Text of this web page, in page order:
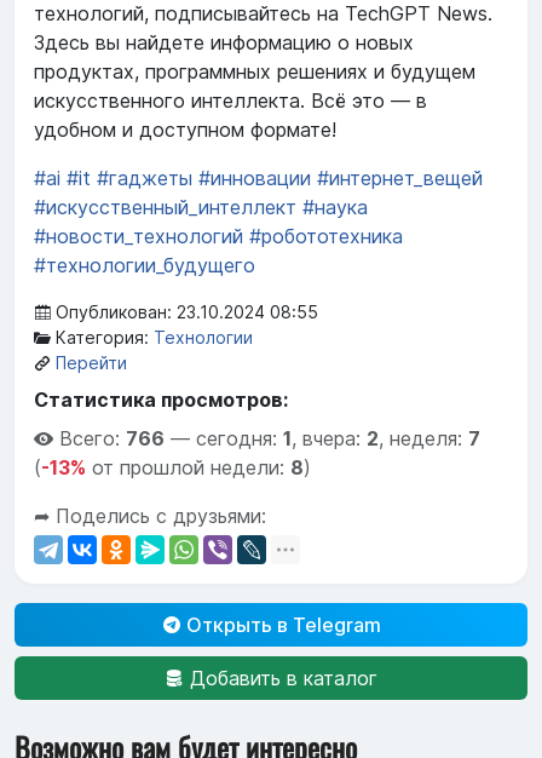
технологий, подписывайтесь на TechGPT News.
Здесь вы найдете информацию о новых
продуктах, программных решениях и будущем
искусственного интеллекта. Всё это — в
удобном и доступном формате!
#ai #it #гаджеты #инновации #интернет_вещей
#искусственный_интеллект #наука
#новости_технологий #робототехника
#технологии_будущего
Опубликован: 23.10.2024 08:55
Категория: Технологии
Перейти
Статистика просмотров:
Всего: 766 — сегодня: 1, вчера: 2, неделя: 7
(-13% от прошлой недели: 8)
➦ Поделись с друзьями:
Открыть в Telegram
Добавить в каталог
Возможно вам будет интересно